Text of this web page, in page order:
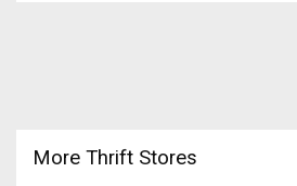
More Thrift Stores